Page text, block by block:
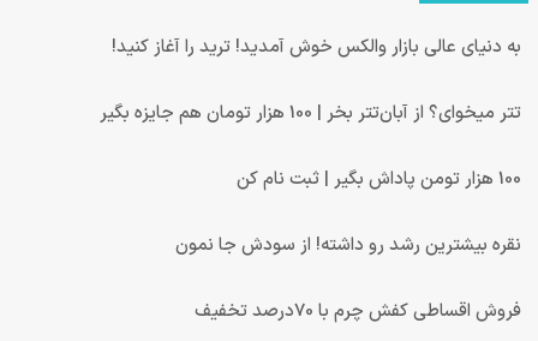
به دنیای عالی بازار والکس خوش آمدید! ترید را آغاز کنید!
تتر میخوای؟ از آبان‌تتر بخر | 100 هزار تومان هم جایزه بگیر
100 هزار تومن پاداش بگیر | ثبت نام کن
نقره بیشترین رشد رو داشته! از سودش جا نمون
فروش اقساطی کفش چرم با 70درصد تخفیف